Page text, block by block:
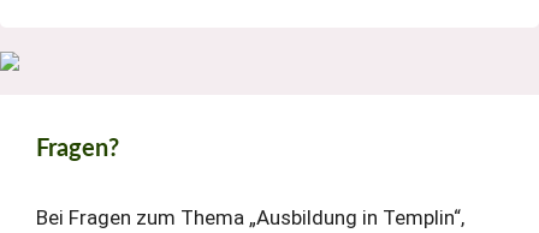
Fragen?
Bei Fragen zum Thema „Ausbildung in Templin“,